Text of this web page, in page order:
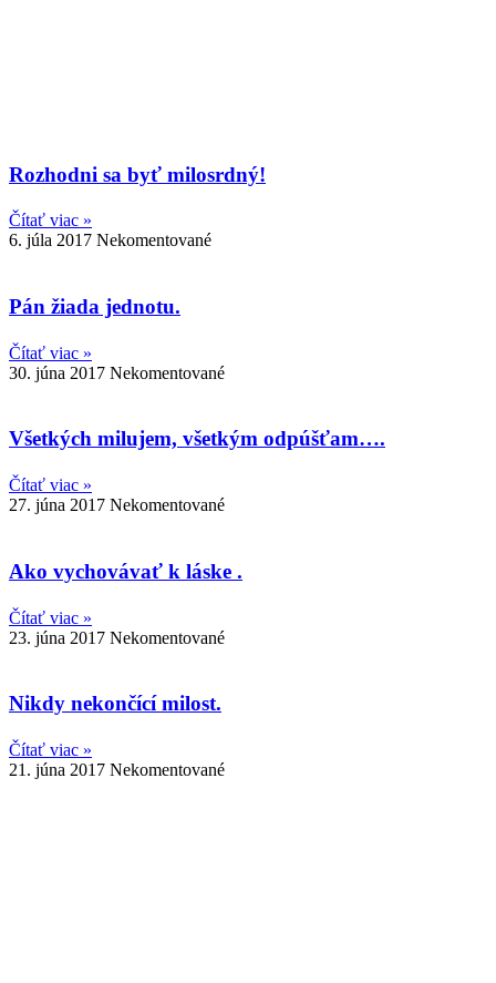
Rozhodni sa byť milosrdný!
Čítať viac »
6. júla 2017 Nekomentované
Pán žiada jednotu.
Čítať viac »
30. júna 2017 Nekomentované
Všetkých milujem, všetkým odpúšťam….
Čítať viac »
27. júna 2017 Nekomentované
Ako vychovávať k láske .
Čítať viac »
23. júna 2017 Nekomentované
Nikdy nekončící milost.
Čítať viac »
21. júna 2017 Nekomentované